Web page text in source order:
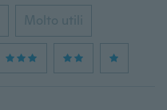
Molto utili